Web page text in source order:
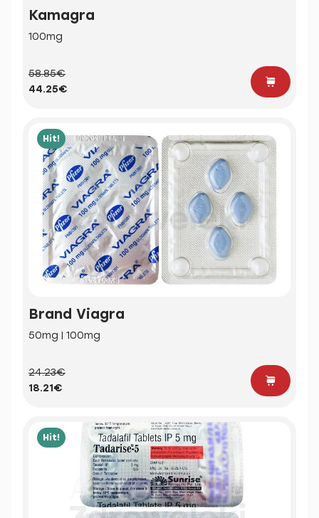
Kamagra
100mg
58.85€
44.25€
Hit!
Brand Viagra
50mg | 100mg
24.23€
18.21€
Hit!